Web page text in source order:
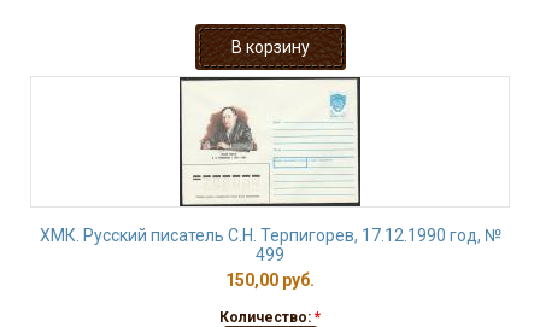
ХМК. Русский писатель С.Н. Терпигорев, 17.12.1990 год, №
499
150,00 руб.
Количество: *